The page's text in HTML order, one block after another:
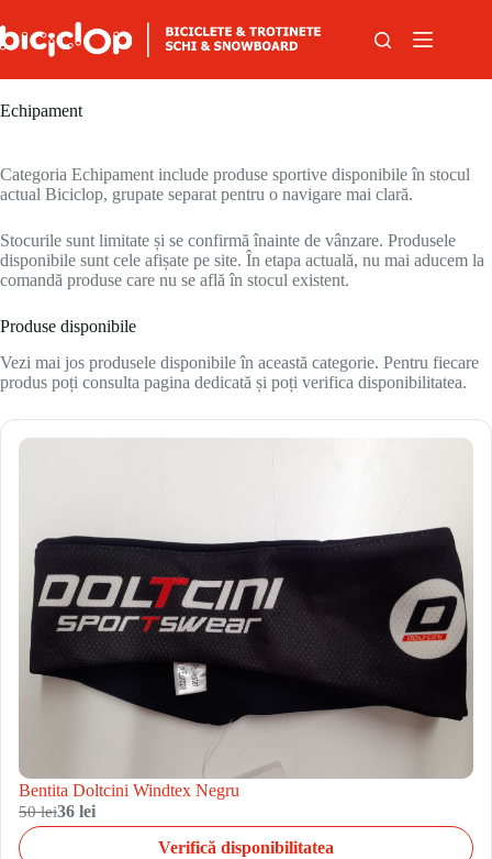
Echipament
Categoria Echipament include produse sportive disponibile în stocul
actual Biciclop, grupate separat pentru o navigare mai clară.
Stocurile sunt limitate și se confirmă înainte de vânzare. Produsele
disponibile sunt cele afișate pe site. În etapa actuală, nu mai aducem la
comandă produse care nu se află în stocul existent.
Produse disponibile
Vezi mai jos produsele disponibile în această categorie. Pentru fiecare
produs poți consulta pagina dedicată și poți verifica disponibilitatea.
Bentita Doltcini Windtex Negru
50 lei36 lei
Verifică disponibilitatea